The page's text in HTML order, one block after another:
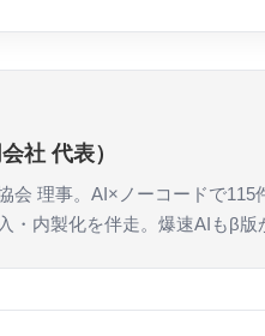
社 代表）
会 理事。AI×ノーコードで115
・内製化を伴走。爆速AIもβ版